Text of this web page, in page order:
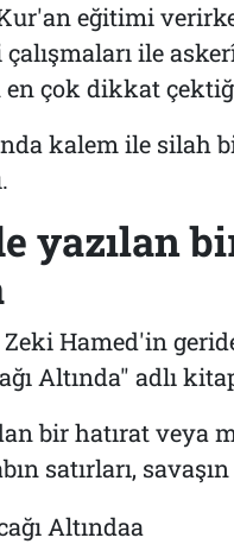
eğitimi
ile
en çok dikkat
kalem ile silah
yazılan
Hamed'in
Altında" adlı
bir hatırat veya
satırları,